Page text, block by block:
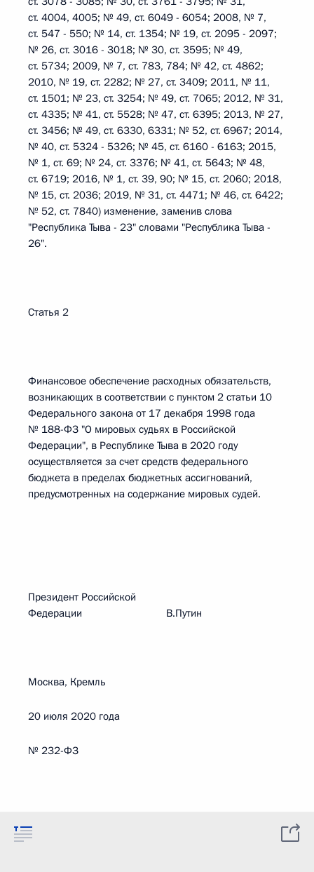
ст. 4004, 4005; № 49, ст. 6049 - 6054; 2008, № 7,
ст. 547 - 550; № 14, ст. 1354; № 19, ст. 2095 - 2097;
№ 26, ст. 3016 - 3018; № 30, ст. 3595; № 49,
ст. 5734; 2009, № 7, ст. 783, 784; № 42, ст. 4862;
2010, № 19, ст. 2282; № 27, ст. 3409; 2011, № 11,
ст. 1501; № 23, ст. 3254; № 49, ст. 7065; 2012, № 31,
ст. 4335; № 41, ст. 5528; № 47, ст. 6395; 2013, № 27,
ст. 3456; № 49, ст. 6330, 6331; № 52, ст. 6967; 2014,
№ 40, ст. 5324 - 5326; № 45, ст. 6160 - 6163; 2015,
№ 1, ст. 69; № 24, ст. 3376; № 41, ст. 5643; № 48,
ст. 6719; 2016, № 1, ст. 39, 90; № 15, ст. 2060; 2018,
№ 15, ст. 2036; 2019, № 31, ст. 4471; № 46, ст. 6422;
№ 52, ст. 7840) изменение, заменив слова
"Республика Тыва - 23" словами "Республика Тыва -
26".
Статья 2
Финансовое обеспечение расходных обязательств,
возникающих в соответствии с пунктом 2 статьи 10
Федерального закона от 17 декабря 1998 года
№ 188-ФЗ "О мировых судьях в Российской
Федерации", в Республике Тыва в 2020 году
осуществляется за счет средств федерального
бюджета в пределах бюджетных ассигнований,
предусмотренных на содержание мировых судей.
Президент Российской
Федерации В.Путин
Москва, Кремль
20 июля 2020 года
№ 232-ФЗ